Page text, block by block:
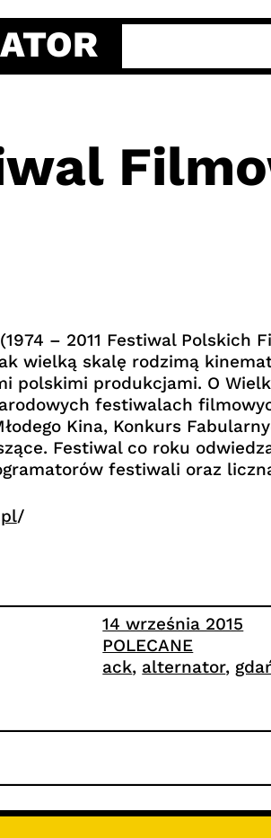
– 2011 Festiwal
wielką skalę rodzimą
polskimi produkcjami. O
festiwalach
Kina, Konkurs
Festiwal co roku
festiwali oraz
/
14 września 2015
POLECANE
ack, alternator,